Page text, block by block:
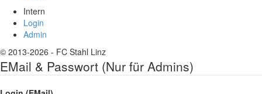
Intern
Login
Admin
© 2013-2026 - FC Stahl Linz
EMail & Passwort (Nur für Admins)